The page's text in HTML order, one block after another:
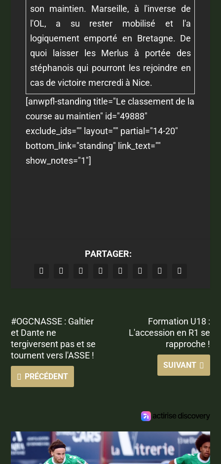
son maintien. Marseille, à l'inverse de
l'OL, a su rester mobilisé et l'a
logiquement emporté en Bretagne. De
quoi laisser les Merlus à portée des
stéphanois qui pourront les rejoindre en
cas de victoire mercredi à Nice.
[anwpfl-standing title="Le classement de la
course au maintien" id="49888"
exclude_ids="" layout="" partial="14-20"
bottom_link="standing" link_text=""
show_notes="1"]
PARTAGER:
#OGCNASSE : Galtier
et Dante ne
tergiversent pas et se
tournent vers l'ASSE !
PRÉCÉDENT
Formation U18 :
L'accession en R1 se
rapproche !
SUIVANT